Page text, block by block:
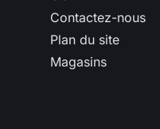
Contactez-nous
Plan du site
Magasins